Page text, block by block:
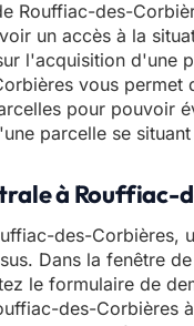
Rouffiac-des-
un accès à la
l'acquisition d'une
vous permet
pour pouvoir
parcelle se
à Rouffiac-
des-Corbières,
Dans la fenêtre
le formulaire de
des-Corbières